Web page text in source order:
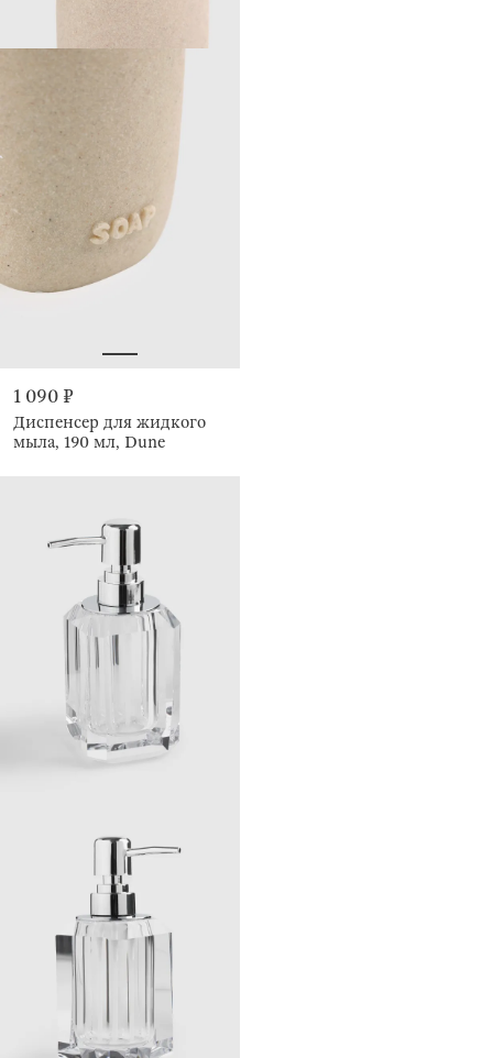
1 090 ₽
Диспенсер для жидкого
мыла, 190 мл, Dune